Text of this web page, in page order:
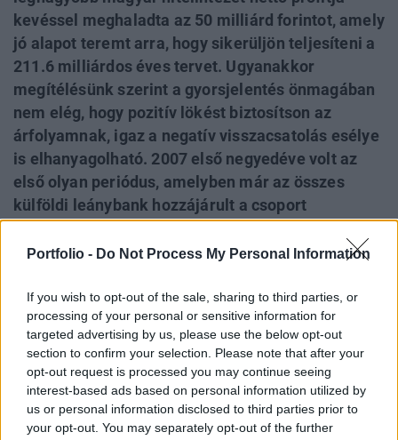
Portfolio - Do Not Process My Personal Information
If you wish to opt-out of the sale, sharing to third parties, or
processing of your personal or sensitive information for
targeted advertising by us, please use the below opt-out
section to confirm your selection. Please note that after your
opt-out request is processed you may continue seeing
interest-based ads based on personal information utilized by
us or personal information disclosed to third parties prior to
your opt-out. You may separately opt-out of the further
kevéssel meghaladta az 50 milliárd forintot, amely
jó alapot teremt arra, hogy sikerüljön teljesíteni a
211.6 milliárdos éves tervet. Ugyanakkor
megítélésünk szerint a gyorsjelentés önmagában
nem elég, hogy pozitív lökést biztosítson az
árfolyamnak, igaz a negatív visszacsatolás esélye
is elhanyagolható. 2007 első negyedéve volt az
első olyan periódus, amelyben már az összes
külföldi leánybank hozzájárult a csoport
mindig Magyarország és Bulgária adja.
orosz leánybankokkal olyan új csoporttagok
jelentek meg, amelyek már most is szabad
szemmel láthatóak a csoporton belül, s a jövőben
a menedzsment tervei szerint igen komoly
profithozzájárulással fognak rendelkezni. Ezzel
párhuzamosan ugyanakkor a fő piacok eléggé
belassultak, ha nem akvirált volt az OTP, akkor